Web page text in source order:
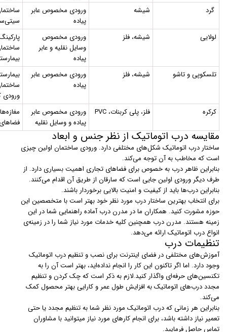
گرد
شیشه
ورودی مخصوص عابر
پیاده
لولایی
شیشه، فلز
ورودی مخصوص
وسایل نقلیه و عابر
پیاده
تلسکوپی و تاشو
شیشه، فلز
ورودی مخصوص عابر
پیاده
ورودی
کرکره
فلز، پلی کربنات، PVC
ورودی مخصوص عابر
پیاده و وسایل نقلیه
مقایسه درب اتوماتیک از نظر جنس و ابعاد
ساختار درب اتوماتیک شکل‌های مختلفی دارد. ورودی ساختمان اولین چیزی
است که مخاطب به آن توجه می‌کند.
بنابراین ظاهر درب به خصوص برای فضاهای تجاری اهمیت بسیاری دارد. از
طرف دیگر ورودی اولین جایی است که سارقان از طریق آن اقدام می‌کنند.
بنابراین درب‌ها باید از کیفیت و امنیت بالایی برخوردار باشند.
برای انتخاب بهترین ساختار درب مورد نظر خود بهتر است با متخصصین این
حوزه مشورت کنید. همکاران ما در مدرن درب آماده راهنمایی شما در این
زمینه هستند. مدرن درب همچنین کلیه خدمات مورد نیاز شما را در زمینه‌ی
انواع درب اتوماتیک ارائه می‌دهد.
تنظیمات درب
آموزش‌های مختلفی در فضای اینترنت برای نصب و تنظیم درب اتوماتیک
وجود دارد. اما اگر تاکنون این کار را انجام نداده‌اید، بهتر است آن را به
تکنسین‌های حرفه‌ای واگذار کنید.لازم به ذکر است که چک کردن و تنظیم
مجدد درب‌های اتوماتیک به افزایش طول عمر و کارایی بهتر محصول کمک
می‌کند.
بنابراین هر زمانی که درب اتوماتیک مورد نظر شما به تنظیم مجدد یا حتی
تعمیر نیاز داشته باشد، برای انجام کارهای مورد نیاز میتوانید با مشاوران
تماس حاصل فرمایید.